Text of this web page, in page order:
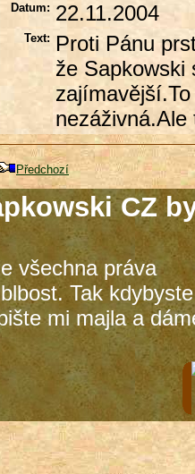
Datum: 22.11.2004
Text: Proti Pánu
že Sapkowski
Předchozí
CZ
všechna práva
Tak
mi majla a